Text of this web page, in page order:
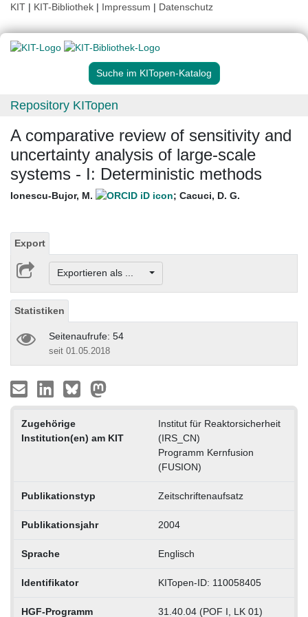
KIT | KIT-Bibliothek | Impressum | Datenschutz
Suche im KITopen-Katalog
Repository KITopen
A comparative review of sensitivity and
uncertainty analysis of large-scale
systems - I: Deterministic methods
Ionescu-Bujor, M. ; Cacuci, D. G.
Export
Exportieren als ...
Statistiken
Seitenaufrufe: 54
seit 01.05.2018
Zugehörige
Institution(en) am KIT
Institut für Reaktorsicherheit
(IRS_CN)
Programm Kernfusion
(FUSION)
Publikationstyp Zeitschriftenaufsatz
Publikationsjahr 2004
Sprache Englisch
Identifikator KITopen-ID: 110058405
HGF-Programm 31.40.04 (POF I, LK 01)